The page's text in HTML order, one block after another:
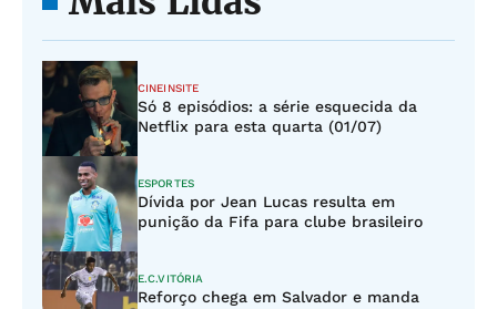
CINEINSITE
Só 8 episódios: a série esquecida da
Netflix para esta quarta (01/07)
ESPORTES
Dívida por Jean Lucas resulta em
punição da Fifa para clube brasileiro
E.C.VITÓRIA
Reforço chega em Salvador e manda